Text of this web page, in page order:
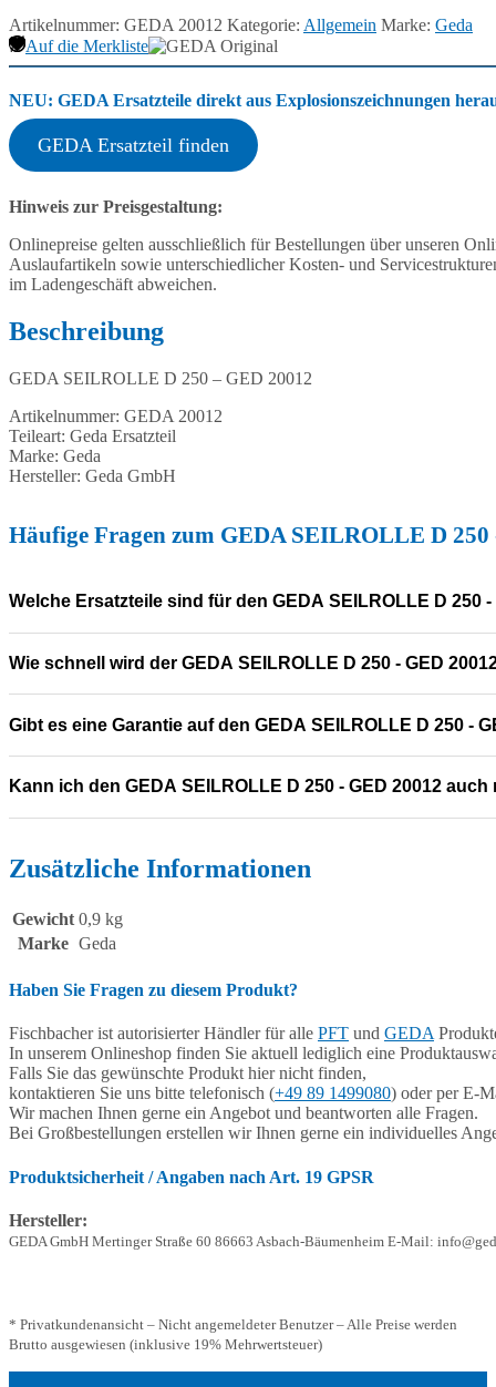
Artikelnummer: GEDA 20012 Kategorie: Allgemein Marke: Geda
Auf die Merkliste
NEU: GEDA Ersatzteile direkt aus Explosionszeichnungen
GEDA Ersatzteil finden
Hinweis zur Preisgestaltung:
Onlinepreise gelten ausschließlich für Bestellungen über unseren
Auslaufartikeln sowie unterschiedlicher Kosten- und
im Ladengeschäft abweichen.
Beschreibung
GEDA SEILROLLE D 250 – GED 20012
Artikelnummer: GEDA 20012
Teileart: Geda Ersatzteil
Marke: Geda
Hersteller: Geda GmbH
Häufige Fragen zum GEDA SEILROLLE D 250
Welche Ersatzteile sind für den GEDA SEILROLLE D 250
Wie schnell wird der GEDA SEILROLLE D 250 - GED
Gibt es eine Garantie auf den GEDA SEILROLLE D 250 -
Kann ich den GEDA SEILROLLE D 250 - GED 20012 auch
Zusätzliche Informationen
Gewicht 0,9 kg
Marke Geda
Haben Sie Fragen zu diesem Produkt?
Fischbacher ist autorisierter Händler für alle PFT und GEDA
In unserem Onlineshop finden Sie aktuell lediglich eine
Falls Sie das gewünschte Produkt hier nicht finden,
kontaktieren Sie uns bitte telefonisch (+49 89 1499080) oder per E-
Wir machen Ihnen gerne ein Angebot und beantworten alle Fragen.
Bei Großbestellungen erstellen wir Ihnen gerne ein individuelles
Produktsicherheit / Angaben nach Art. 19 GPSR
Hersteller:
GEDA GmbH Mertinger Straße 60 86663 Asbach-Bäumenheim E-Mail:
* Privatkundenansicht – Nicht angemeldeter Benutzer – Alle Preise werden
Brutto ausgewiesen (inklusive 19% Mehrwertsteuer)